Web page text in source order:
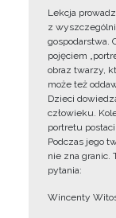
Lekcja
z
gospodarstwa.
pojęciem
obraz twarzy,
może też
Dzieci
człowieku.
portretu
Podczas jego
nie zna granic.
pytania:
Wincenty